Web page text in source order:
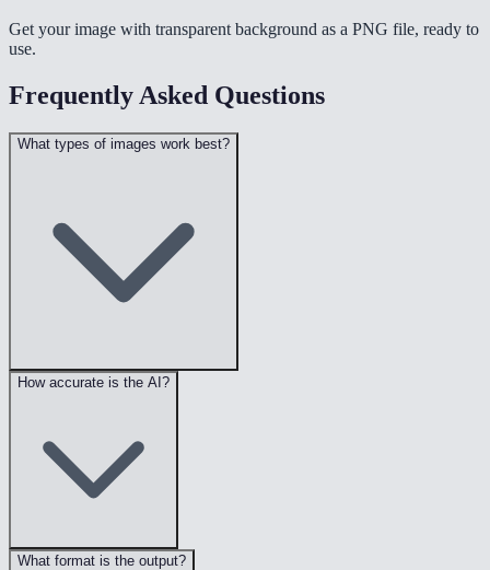
Get your image with transparent background as a PNG file, ready to
use.
Frequently Asked Questions
What types of images work best?
How accurate is the AI?
What format is the output?